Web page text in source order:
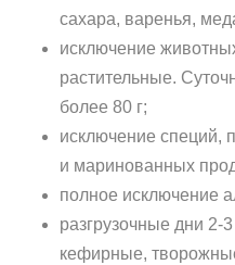
сахара, варенья,
исключение
растительные.
более 80 г;
исключение специй,
и маринованных
полное исключение
разгрузочные дни 2-
кефирные,